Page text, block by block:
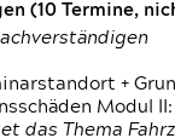
(10 Termine,
+
Modul
das Thema